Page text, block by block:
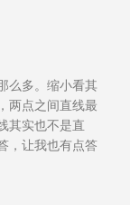
么多。缩小看其
两点之间直线最
其实也不是直
，让我也有点答